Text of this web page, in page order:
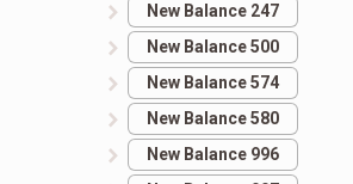
New Balance 247
New Balance 500
New Balance 574
New Balance 580
New Balance 996